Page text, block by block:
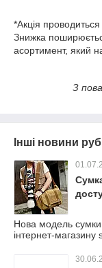
*Акція
Знижка
асортимент, який
З
Інші новини
Нова модель
інтернет-магазину